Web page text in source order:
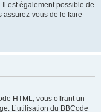
Il est également possible de
assurez-vous de le faire
HTML, vous offrant un
L’utilisation du BBCode